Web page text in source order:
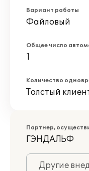
Вариант работы
Файловый
Общее число
1
Количество
Толстый
Партнер,
ГЭНДАЛЬФ
Другие